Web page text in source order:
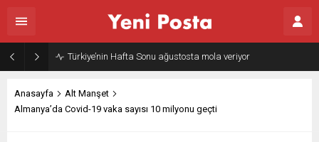
Türkiye’nin Hafta Sonu ağustosta mola veriyor
Anasayfa
Alt Manşet
Almanya’da Covid-19 vaka sayısı 10 milyonu geçti